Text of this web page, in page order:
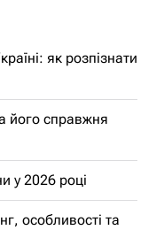
як розпізнати
його справжня
у 2026 році
особливості та